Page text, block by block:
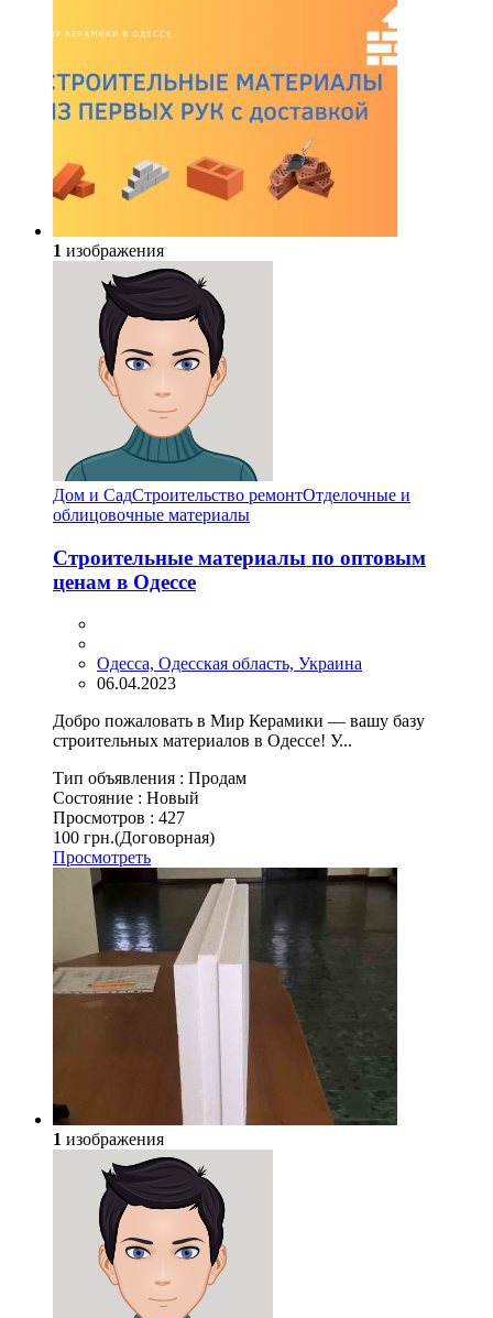
1 изображения
Дом и СадСтроительство ремонтОтделочные и
облицовочные материалы
Строительные материалы по оптовым
ценам в Одессе
Одесса, Одесская область, Украина
06.04.2023
Добро пожаловать в Мир Керамики — вашу базу
строительных материалов в Одессе! У...
Тип объявления : Продам
Состояние : Новый
Просмотров : 427
100 грн.(Договорная)
Просмотреть
1 изображения